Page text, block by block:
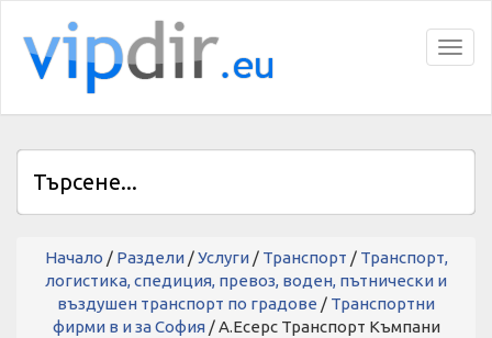
Начало / Раздели/Услуги/ Транспорт / Транспорт,
логистика, спедиция, превоз, воден, пътнически и
въздушен транспорт по градове / Транспортни
фирми в и за София/ А.Есерс Транспорт Къмпани